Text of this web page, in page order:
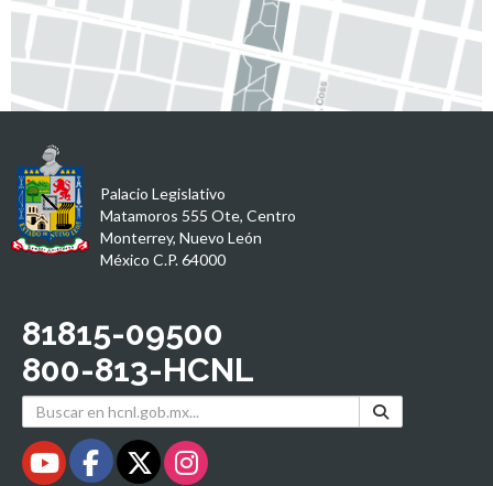
Palacio Legislativo
Matamoros 555 Ote, Centro
Monterrey, Nuevo León
México C.P. 64000
81815-09500
800-813-HCNL